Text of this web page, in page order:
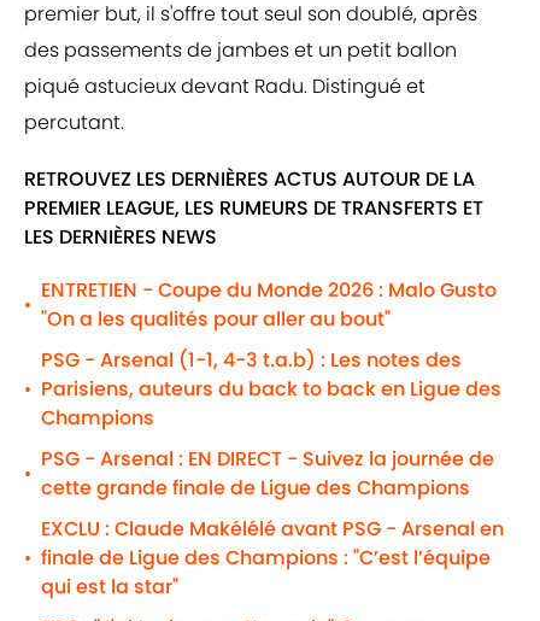
premier but, il s'offre tout seul son doublé, après
des passements de jambes et un petit ballon
piqué astucieux devant Radu. Distingué et
percutant.
RETROUVEZ LES DERNIÈRES ACTUS AUTOUR DE LA
PREMIER LEAGUE, LES RUMEURS DE TRANSFERTS ET
LES DERNIÈRES NEWS
•
ENTRETIEN - Coupe du Monde 2026 : Malo Gusto
"On a les qualités pour aller au bout"
•
PSG - Arsenal (1-1, 4-3 t.a.b) : Les notes des
Parisiens, auteurs du back to back en Ligue des
Champions
•
PSG - Arsenal : EN DIRECT - Suivez la journée de
cette grande finale de Ligue des Champions
•
EXCLU : Claude Makélélé avant PSG - Arsenal en
finale de Ligue des Champions : "C’est l’équipe
qui est la star"